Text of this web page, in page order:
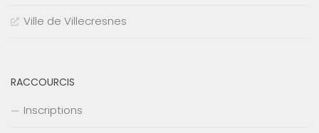
Ville de Villecresnes
RACCOURCIS
Inscriptions